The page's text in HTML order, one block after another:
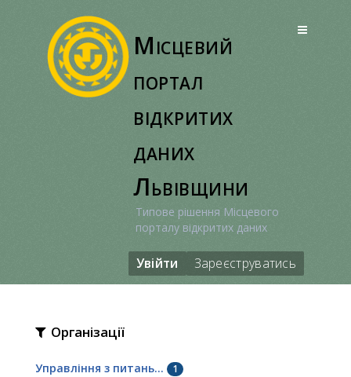
Місцевий
портал
відкритих
даних
Львівщини
Типове рішення Місцевого
порталу відкритих даних
Увійти Зареєструватись
Організації
Управління з питань... 1